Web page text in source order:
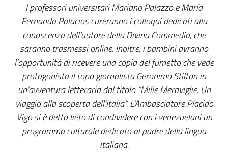
I professori universitari Mariano Palazzo e María
Fernanda Palacios cureranno i colloqui dedicati alla
conoscenza dell’autore della Divina Commedia, che
saranno trasmessi online. Inoltre, i bambini avranno
l’opportunità di ricevere una copia del fumetto che vede
protagonista il topo giornalista Geronimo Stilton in
un’avventura letteraria dal titolo “Mille Meraviglie. Un
viaggio alla scoperta dell’Italia”. L’Ambasciatore Placido
Vigo si è detto lieto di condividere con i venezuelani un
programma culturale dedicato al padre della lingua
italiana.